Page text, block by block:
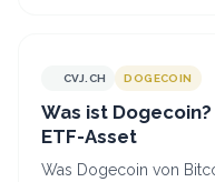
CVJ.CHCVJ.CH DOGECOIN
Was ist
ETF-Asset
Was Dogecoin von